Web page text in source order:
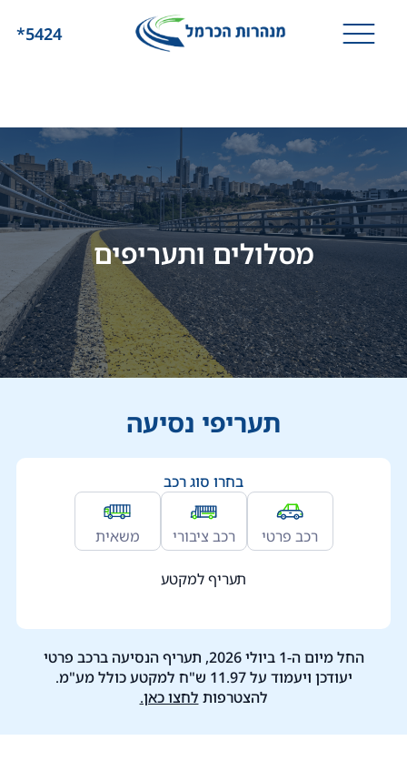
*5424
מסלולים ותעריפים
תעריפי נסיעה
בחרו סוג רכב
רכב פרטי רכב ציבורי משאית
תעריף למקטע
החל מיום ה-1 ביולי 2026, תעריף הנסיעה ברכב פרטי
יעודכן ויעמוד על 11.97 ש"ח למקטע כולל מע"מ.
להצטרפות לחצו כאן.